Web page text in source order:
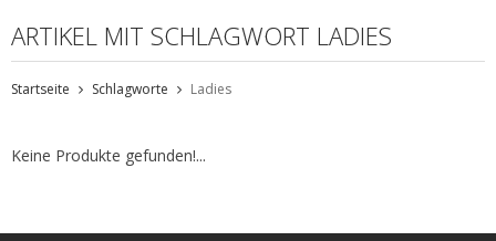
ARTIKEL MIT SCHLAGWORT LADIES
Startseite Schlagworte Ladies
Keine Produkte gefunden!...